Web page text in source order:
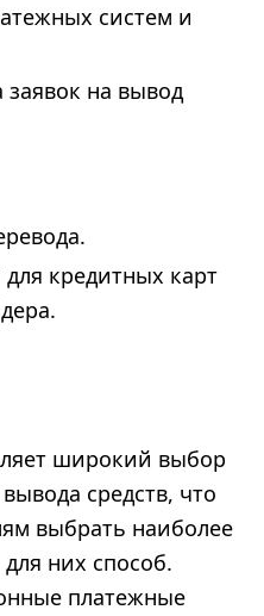
систем и
заявок на вывод
кредитных карт
широкий выбор
средств, что
выбрать наиболее
них способ.
платежные